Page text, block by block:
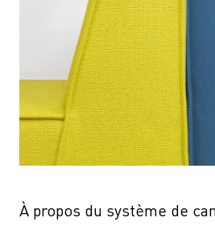
À propos du système de